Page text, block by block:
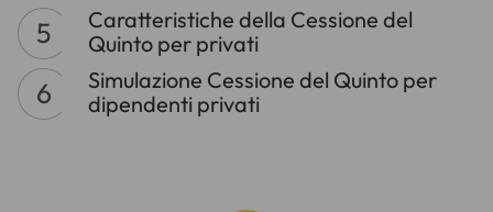
Caratteristiche della Cessione del
Quinto per privati
Simulazione Cessione del Quinto per
dipendenti privati